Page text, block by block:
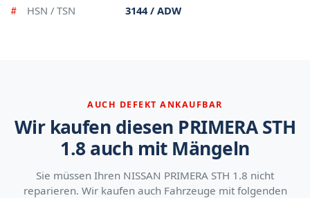
HSN / TSN 3144 / ADW
AUCH DEFEKT ANKAUFBAR
Wir kaufen diesen PRIMERA STH
1.8 auch mit Mängeln
Sie müssen Ihren NISSAN PRIMERA STH 1.8 nicht
reparieren. Wir kaufen auch Fahrzeuge mit folgenden